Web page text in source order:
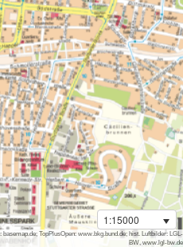
i
1:15000
TopPlusOpen: www.bkg.bund.de; hist. Luftbilder: LGL-
BW, www.lgl-bw.de